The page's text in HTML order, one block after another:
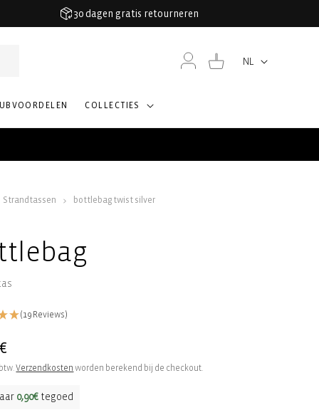
30 dagen gratis retourneren
COLLECTIES
Taal NL
Inloggen
Winkelwagen
Strandtassen bottlebag twist silver
(19 Reviews)
Verzendkosten worden berekend bij de checkout.
0,90€ tegoed